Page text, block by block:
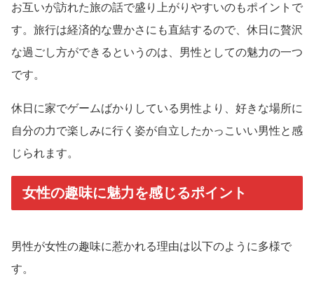
お互いが訪れた旅の話で盛り上がりやすいのもポイントで
す。旅行は経済的な豊かさにも直結するので、休日に贅沢
な過ごし方ができるというのは、男性としての魅力の一つ
です。
休日に家でゲームばかりしている男性より、好きな場所に
自分の力で楽しみに行く姿が自立したかっこいい男性と感
じられます。
女性の趣味に魅力を感じるポイント
男性が女性の趣味に惹かれる理由は以下のように多様で
す。